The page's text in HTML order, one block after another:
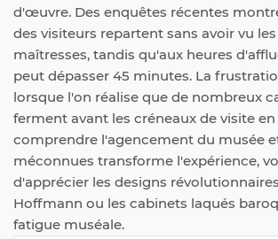
d'œuvre. Des enquêtes récentes
des visiteurs repartent sans avoir vu
maîtresses, tandis qu'aux heures
peut dépasser 45 minutes. La
lorsque l'on réalise que de nombreux
ferment avant les créneaux de visite en
comprendre l'agencement du musée
méconnues transforme l'expérience,
d'apprécier les designs
Hoffmann ou les cabinets laqués
fatigue muséale.